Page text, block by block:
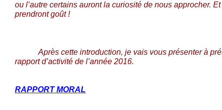
ou l’autre certains auront la curiosité de nous approcher.
prendront goût !
Après cette introduction, je vais vous présenter à
rapport d’activité de l’année 2016.
RAPPORT MORAL